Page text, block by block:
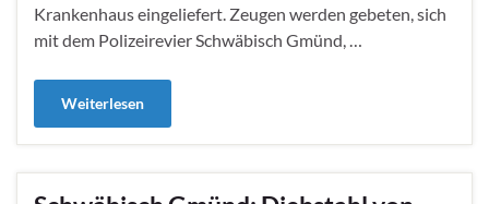
Krankenhaus eingeliefert. Zeugen werden gebeten, sich
mit dem Polizeirevier Schwäbisch Gmünd, …
Weiterlesen